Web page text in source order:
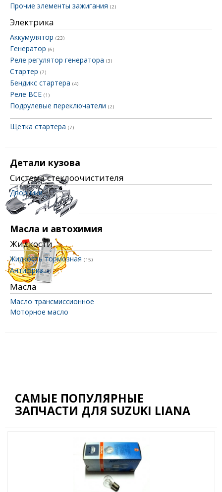
Прочие элементы зажигания (2)
Электрика
Аккумулятор (23)
Генератор (6)
Реле регулятор генератора (3)
Стартер (7)
Бендикс стартера (4)
Реле ВСЕ (1)
Подрулевые переключатели (2)
Щетка стартера (7)
Детали кузова
Система стеклоочистителя
Дворники(83)
Масла и автохимия
Жидкости
Жидкость тормозная (15)
Антифриз(3)
Масла
Масло трансмиссионное
Моторное масло
САМЫЕ ПОПУЛЯРНЫЕ
ЗАПЧАСТИ ДЛЯ SUZUKI LIANA